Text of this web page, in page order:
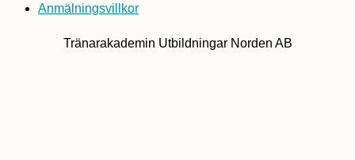
Anmälningsvillkor
Tränarakademin Utbildningar Norden AB